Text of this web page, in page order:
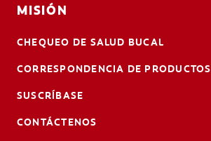
MISIÓN
CHEQUEO DE SALUD BUCAL
CORRESPONDENCIA DE PRODUCTOS
SUSCRÍBASE
CONTÁCTENOS